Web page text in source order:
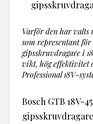
Varför den har valts
som representant
gipsskruvdragare i
vikt, hög effektivitet
Professional 18V-
Bosch GTB 18V-